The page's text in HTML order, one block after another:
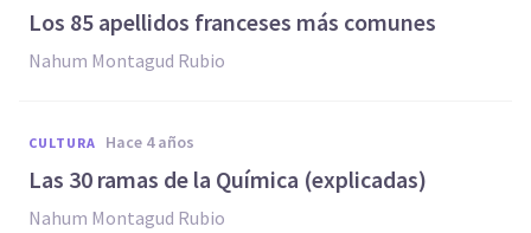
Los 85 apellidos franceses más comunes
Nahum Montagud Rubio
CULTURA hace 4 años
Las 30 ramas de la Química (explicadas)
Nahum Montagud Rubio